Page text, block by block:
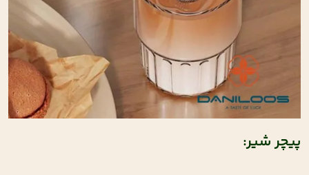
پیچر شیر: